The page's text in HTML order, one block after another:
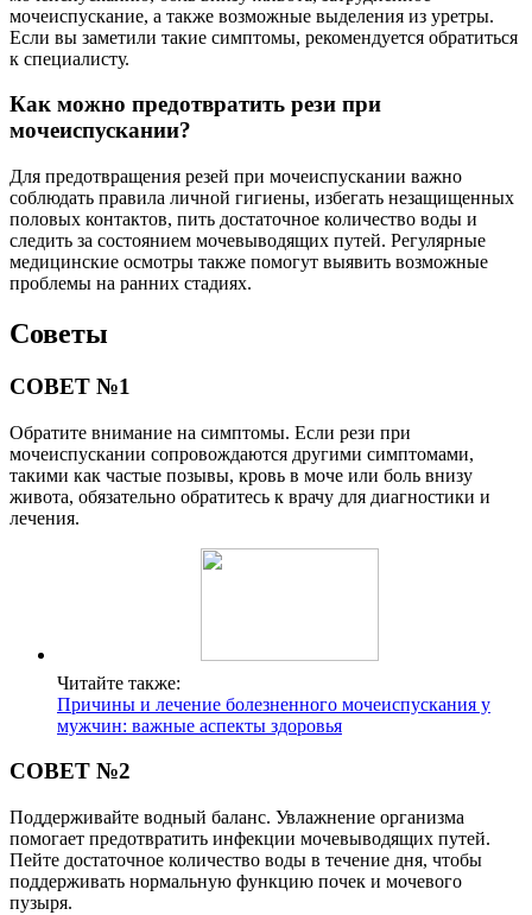
мочеиспускание, а также возможные выделения из уретры.
Если вы заметили такие симптомы, рекомендуется обратиться
к специалисту.
Как можно предотвратить рези при
мочеиспускании?
Для предотвращения резей при мочеиспускании важно
соблюдать правила личной гигиены, избегать незащищенных
половых контактов, пить достаточное количество воды и
следить за состоянием мочевыводящих путей. Регулярные
медицинские осмотры также помогут выявить возможные
проблемы на ранних стадиях.
Советы
СОВЕТ №1
Обратите внимание на симптомы. Если рези при
мочеиспускании сопровождаются другими симптомами,
такими как частые позывы, кровь в моче или боль внизу
живота, обязательно обратитесь к врачу для диагностики и
лечения.
Читайте также:
Причины и лечение болезненного мочеиспускания у
мужчин: важные аспекты здоровья
СОВЕТ №2
Поддерживайте водный баланс. Увлажнение организма
помогает предотвратить инфекции мочевыводящих путей.
Пейте достаточное количество воды в течение дня, чтобы
поддерживать нормальную функцию почек и мочевого
пузыря.